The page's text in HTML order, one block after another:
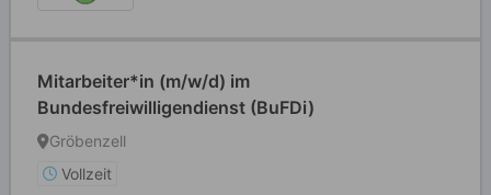
Mitarbeiter*in (m/w/d) im
Bundesfreiwilligendienst (BuFDi)
Gröbenzell
Vollzeit